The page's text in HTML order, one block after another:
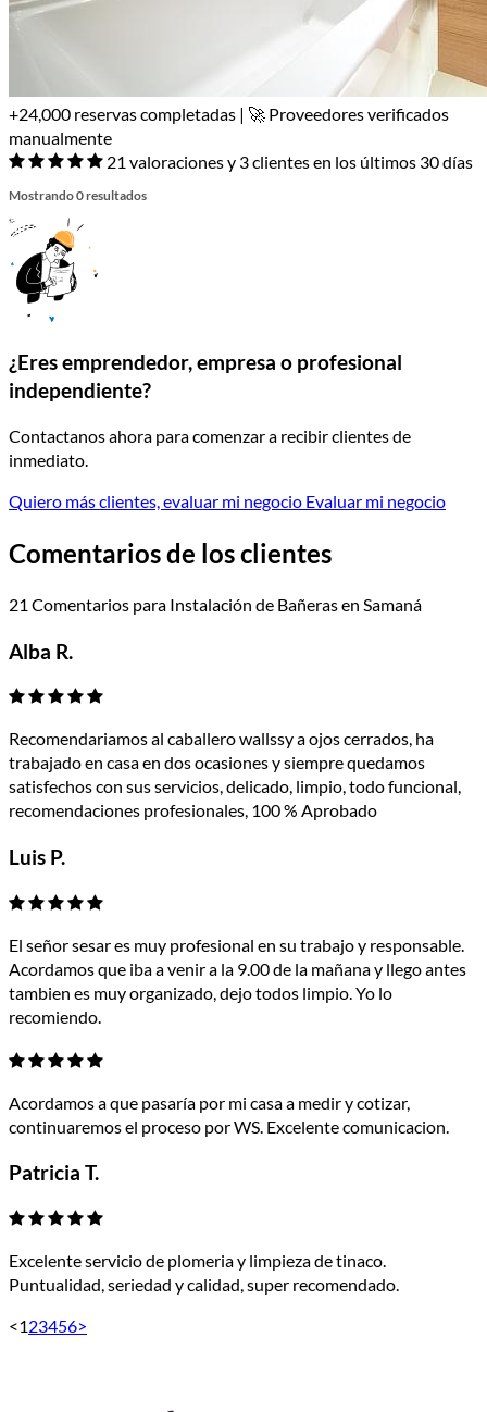
+24,000 reservas completadas | 🚀 Proveedores verificados
manualmente
21 valoraciones y 3 clientes en los últimos 30 días
Mostrando 0 resultados
¿Eres emprendedor, empresa o profesional
independiente?
Contactanos ahora para comenzar a recibir clientes de
inmediato.
Quiero más clientes, evaluar mi negocio Evaluar mi negocio
Comentarios de los clientes
21 Comentarios para Instalación de Bañeras en Samaná
Alba R.
Recomendariamos al caballero wallssy a ojos cerrados, ha
trabajado en casa en dos ocasiones y siempre quedamos
satisfechos con sus servicios, delicado, limpio, todo funcional,
recomendaciones profesionales, 100 % Aprobado
Luis P.
El señor sesar es muy profesional en su trabajo y responsable.
Acordamos que iba a venir a la 9.00 de la mañana y llego antes
tambien es muy organizado, dejo todos limpio. Yo lo
recomiendo.
Acordamos a que pasaría por mi casa a medir y cotizar,
continuaremos el proceso por WS. Excelente comunicacion.
Patricia T.
Excelente servicio de plomeria y limpieza de tinaco.
Puntualidad, seriedad y calidad, super recomendado.
<123456>